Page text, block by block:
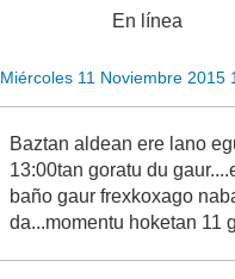
En línea
Miércoles 11 Noviembre 2015
Baztan aldean ere lano
13:00tan goratu du
baño gaur frexkoxago
da...momentu hoketan 11